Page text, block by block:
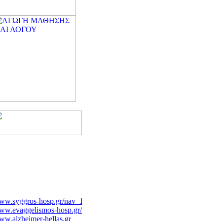
hosp.gr/nav_1.htm
hosp.gr/
hellas.gr